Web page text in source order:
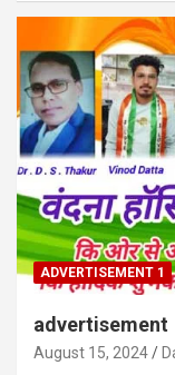
ADVERTISEMENT 1
advertisement
August 15, 2024